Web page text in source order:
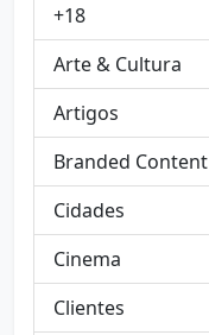
+18
Arte & Cultura
Artigos
Branded Content
Cidades
Cinema
Clientes